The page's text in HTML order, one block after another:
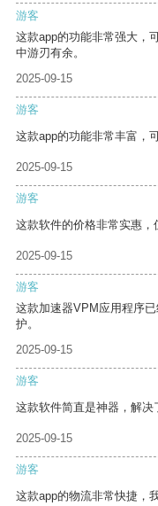
游客
这款app的功能非常强大，
中游刃有余。
2025-09-15
游客
这款app的功能非常丰富，
2025-09-15
游客
这款软件的价格非常实惠，
2025-09-15
游客
这款加速器VPM应用程序
护。
2025-09-15
游客
这款软件简直是神器，解决
2025-09-15
游客
这款app的物流非常快捷，